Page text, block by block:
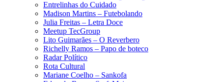
Entrelinhas do Cuidado
Madison Martins – Futebolando
Julia Freitas​ – Letra Doce
Meetup TecGroup
Lito Guimarães – O Reverbero
Richelly Ramos​ – Papo de boteco
Radar Político
Rota Cultural
Mariane Coelho – Sankofa